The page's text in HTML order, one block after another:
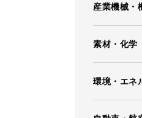
産業機械・
素材・化学
環境・エネ